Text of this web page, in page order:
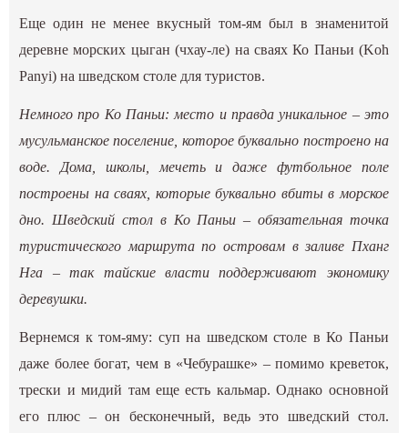
Еще один не менее вкусный том-ям был в знаменитой
деревне морских цыган (чхау-ле) на сваях Ко Паньи (Koh
Panyi) на шведском столе для туристов.
Немного про Ко Паньи: место и правда уникальное – это
мусульманское поселение, которое буквально построено на
воде. Дома, школы, мечеть и даже футбольное поле
построены на сваях, которые буквально вбиты в морское
дно. Шведский стол в Ко Паньи – обязательная точка
туристического маршрута по островам в заливе Пханг
Нга – так тайские власти поддерживают экономику
деревушки.
Вернемся к том-яму: суп на шведском столе в Ко Паньи
даже более богат, чем в «Чебурашке» – помимо креветок,
трески и мидий там еще есть кальмар. Однако основной
его плюс – он бесконечный, ведь это шведский стол.